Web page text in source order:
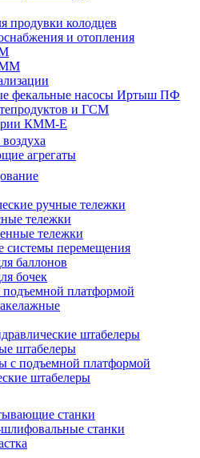
продувки колодцев
и отопления
фекальные насосы Иртыш ПФ
и ГСМ
КММ-Е
агрегаты
ручные тележки
тележки
тележки
системы перемещения
баллонов
бочек
подъемной платформой
штабелеры
штабелеры
с подъемной платформой
штабелеры
станки
станки